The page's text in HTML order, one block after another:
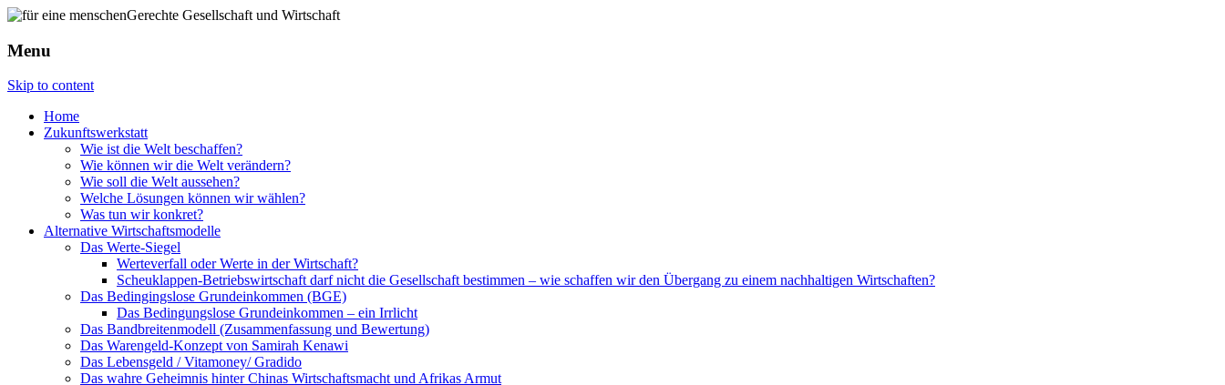
Menu
Skip to content
Home
Zukunftswerkstatt
Wie ist die Welt beschaffen?
Wie können wir die Welt verändern?
Wie soll die Welt aussehen?
Welche Lösungen können wir wählen?
Was tun wir konkret?
Alternative Wirtschaftsmodelle
Das Werte-Siegel
Werteverfall oder Werte in der Wirtschaft?
Scheuklappen-Betriebswirtschaft darf nicht die Gesellschaft bestimmen – wie schaffen wir den Übergang zu einem nachhaltigen Wirtschaften?
Das Bedingingslose Grundeinkommen (BGE)
Das Bedingungslose Grundeinkommen – ein Irrlicht
Das Bandbreitenmodell (Zusammenfassung und Bewertung)
Das Warengeld-Konzept von Samirah Kenawi
Das Lebensgeld / Vitamoney/ Gradido
Das wahre Geheimnis hinter Chinas Wirtschaftsmacht und Afrikas Armut